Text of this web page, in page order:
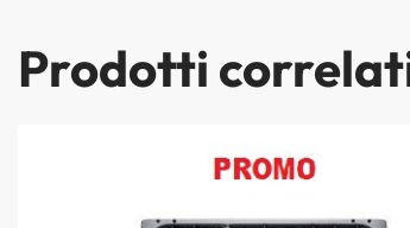
Prodotti